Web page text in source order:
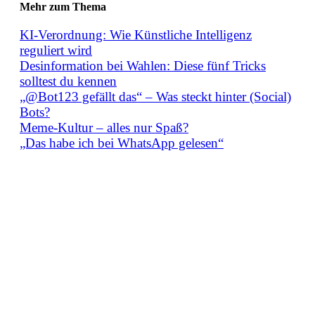
Mehr zum Thema
KI-Verordnung: Wie Künstliche Intelligenz
reguliert wird
Desinformation bei Wahlen: Diese fünf Tricks
solltest du kennen
„@Bot123 gefällt das“ – Was steckt hinter (Social)
Bots?
Meme-Kultur – alles nur Spaß?
„Das habe ich bei WhatsApp gelesen“